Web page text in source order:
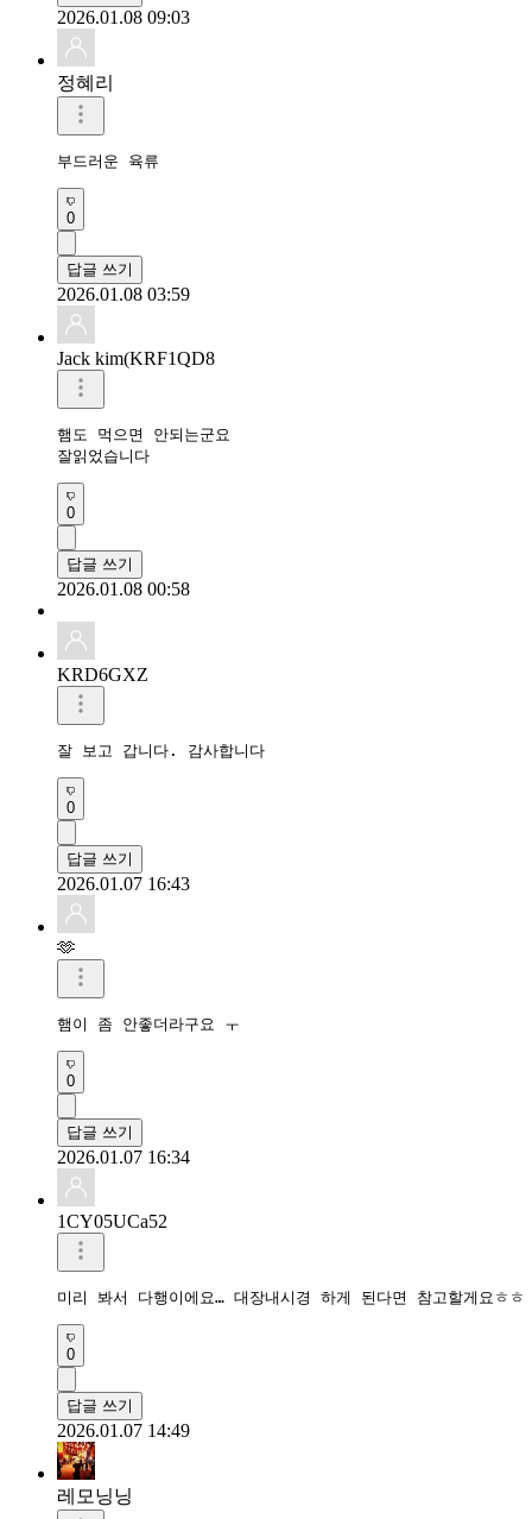
2026.01.08 09:03
정혜리
부드러운 육류
0
답글 쓰기
2026.01.08 03:59
Jack kim(KRF1QD8
햄도 먹으면 안되는군요
잘읽었습니다
0
답글 쓰기
2026.01.08 00:58
KRD6GXZ
잘 보고 갑니다. 감사합니다
0
답글 쓰기
2026.01.07 16:43
🫶
햄이 좀 안좋더라구요 ㅜ
0
답글 쓰기
2026.01.07 16:34
1CY05UCa52
0
답글 쓰기
2026.01.07 14:49
레모닝닝